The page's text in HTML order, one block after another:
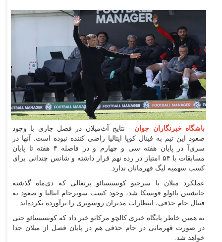
باشگاه خبرنگاران جوان - نتایج آث‌میلان در فصل جاری با وجود
صعود این تیم به فینال کوپا ایتالیا راضی کننده نبوده است. آنها در
سری‌آ در پایان هفته سی و چهارم و در فاصله ۴ هفته تا پایان
مسابقات با ۵۴ امتیاز در رده نهم قرار داشته و شانس چندانی برای
کسب سهمیه لیگ قهرمانان ندارد.
عملکرد میلان با سرجیو کونسیسائو پرتغالی که دی‌ماه گذشته
جانشنین پائولو فونسکا شد، وجود کسب سوپرجام ایتالیا و صعود به
فینال جام حذفی، انتظارات مدیران روسونری را برآورده نکرده‌اند.
به همین خاطر پایگاه خبری کالچو مرکاتو خبر داد که کونسیسائو حتی
در صورت قهرمانی در جام حذفی هم در پایان فصل از میلان جدا
خواهد شد.